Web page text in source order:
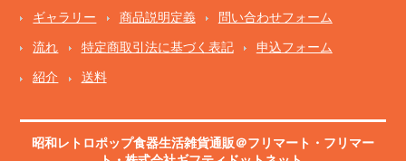
ギャラリー 商品説明定義 問い合わせフォーム
流れ 特定商取引法に基づく表記 申込フォーム
紹介 送料
昭和レトロポップ食器生活雑貨通販＠フリマート ・ フリマー